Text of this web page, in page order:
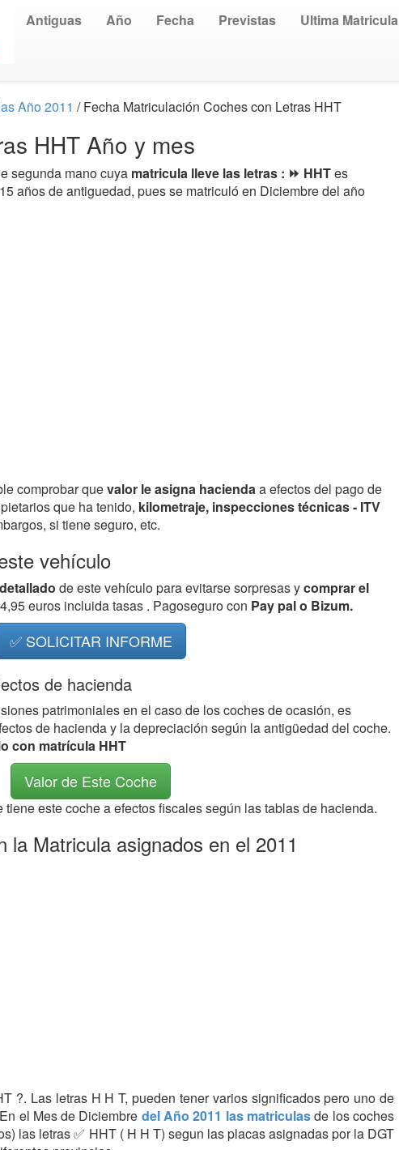
Antiguas Año Fecha Previstas Ultima Matricula
Año 2011 / Fecha Matriculación Coches con Letras HHT
HHT Año y mes
segunda mano cuya matricula lleve las letras : ⏩ HHTes
años de antiguedad, pues se matriculó en Diciembre del año
comprobar quevalor le asigna haciendaa efectos del pago de
que ha tenido, kilometraje, inspecciones técnicas - ITV
si tiene seguro, etc.
vehículo
de este vehículo para evitarse sorpresas ycomprar el
euros incluida tasas . Pagoseguro con Pay pal o Bizum.
✅ SOLICITAR INFORME
de hacienda
patrimoniales en el caso de los coches de ocasión, es
de hacienda y la depreciación según la antigüedad del coche.
con matrícula HHT
Valor de Este Coche
tiene este coche a efectos fiscales según las tablas de hacienda.
Matricula asignados en el 2011
?. Las letras H H T, pueden tener varios significados pero uno de
el Mes de Diciembre del Año 2011 las matriculasde los coches
las letras ✅ HHT ( H H T) segun las placas asignadas por la DGT